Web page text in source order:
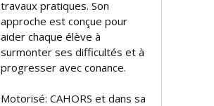
travaux pratiques. Son
approche est conçue pour
aider chaque élève à
surmonter ses difficultés et à
progresser avec confiance.
Motorisé: CAHORS et dans sa